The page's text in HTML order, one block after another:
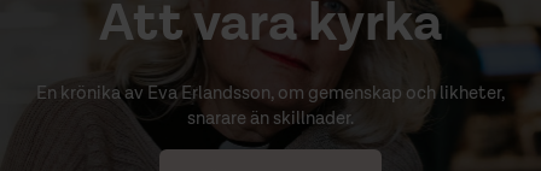
Att vara kyrka
En krönika av Eva Erlandsson, om gemenskap och likheter,
snarare än skillnader.